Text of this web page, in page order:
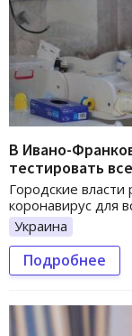
В Ивано-
тестировать
Городские
коронавирус для
Украина
Подробнее